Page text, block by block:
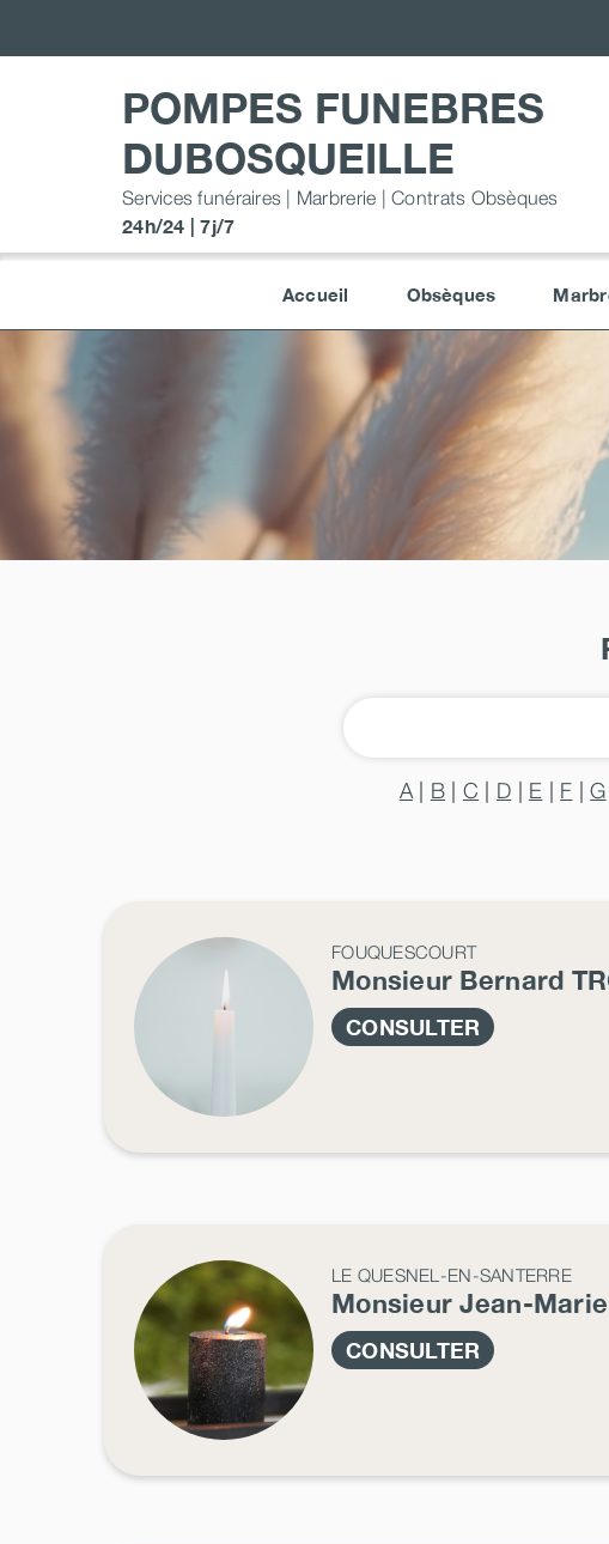
POMPES FUNEBRES
DUBOSQUEILLE
Services funéraires | Marbrerie | Contrats Obsèques
24h/24 | 7j/7
Accueil Obsèques
A| B C D E F |G
FOUQUESCOURT
Monsieur Bernard
CONSULTER
LE QUESNEL-EN-SANTERRE
Monsieur Jean-
CONSULTER